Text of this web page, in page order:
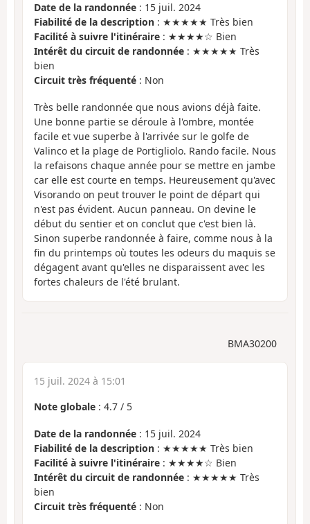
Date de la randonnée : 15 juil. 2024
Fiabilité de la description : ★★★★★ Très bien
Facilité à suivre l'itinéraire : ★★★★☆ Bien
Intérêt du circuit de randonnée : ★★★★★ Très
bien
Circuit très fréquenté : Non
Très belle randonnée que nous avions déjà faite.
Une bonne partie se déroule à l'ombre, montée
facile et vue superbe à l'arrivée sur le golfe de
Valinco et la plage de Portigliolo. Rando facile. Nous
la refaisons chaque année pour se mettre en jambe
car elle est courte en temps. Heureusement qu'avec
Visorando on peut trouver le point de départ qui
n'est pas évident. Aucun panneau. On devine le
début du sentier et on conclut que c'est bien là.
Sinon superbe randonnée à faire, comme nous à la
fin du printemps où toutes les odeurs du maquis se
dégagent avant qu'elles ne disparaissent avec les
fortes chaleurs de l'été brulant.
BMA30200
15 juil. 2024 à 15:01
Note globale : 4.7 / 5
Date de la randonnée : 15 juil. 2024
Fiabilité de la description : ★★★★★ Très bien
Facilité à suivre l'itinéraire : ★★★★☆ Bien
Intérêt du circuit de randonnée : ★★★★★ Très
bien
Circuit très fréquenté : Non